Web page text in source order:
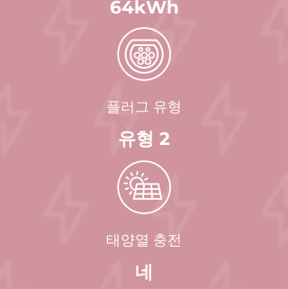
64kWh
플러그 유형
유형 2
태양열 충전
네